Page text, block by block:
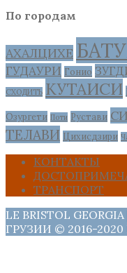
По городам
АХАЛЦИХЕ
ГУДАУРИ Гонио
СХОДИТЬ КУТАИСИ
Озургети Поти Рустави
ТЕЛАВИ Цихисдзири
КОНТАКТЫ
ТРАНСПОРТ
LE BRISTOL
ГРУЗИИ © 2016-